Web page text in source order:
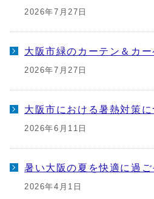
2026年7月27日
大阪市緑のカーテン＆カー
2026年7月27日
大阪市における暑熱対策に
2026年6月11日
暑い大阪の夏を快適に過ご
2026年4月1日